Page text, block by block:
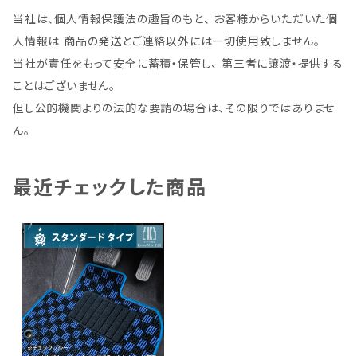
当社は、個人情報保護法の趣旨のもと、 お客様からいただいた個
人情報は 商品の発送とご連絡以外には一切使用致しません。
当社が責任をもって安全に蓄積・保管し、 第三者に譲渡・提供する
ことはございません。
但し公的機関よりの法的な要請の場合は、その限りではありませ
ん。
最近チェックした商品